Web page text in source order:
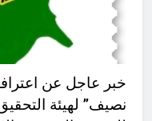
خبر عاجل عن
نصيف” لهيئة